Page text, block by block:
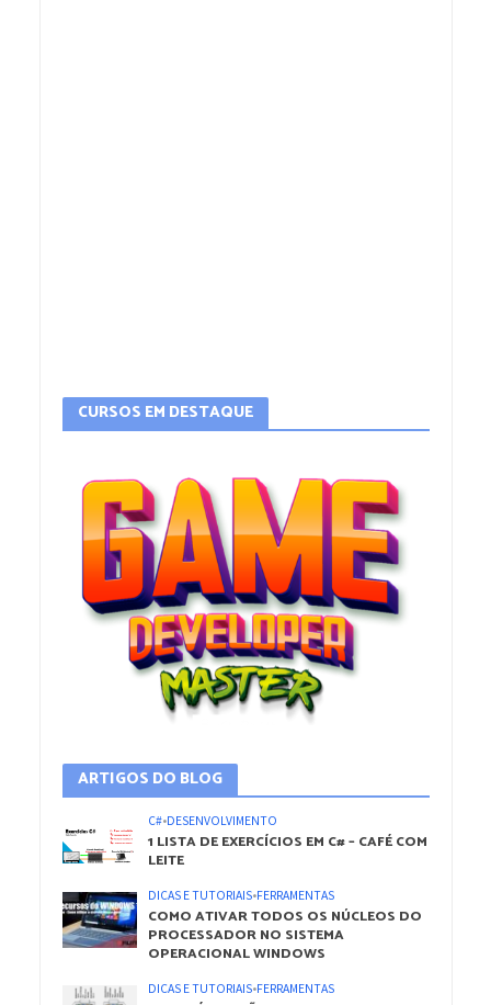
CURSOS EM DESTAQUE
ARTIGOS DO BLOG
C#•DESENVOLVIMENTO
1 LISTA DE EXERCÍCIOS EM C# – CAFÉ COM
LEITE
DICAS E TUTORIAIS•FERRAMENTAS
COMO ATIVAR TODOS OS NÚCLEOS DO
PROCESSADOR NO SISTEMA
OPERACIONAL WINDOWS
DICAS E TUTORIAIS•FERRAMENTAS